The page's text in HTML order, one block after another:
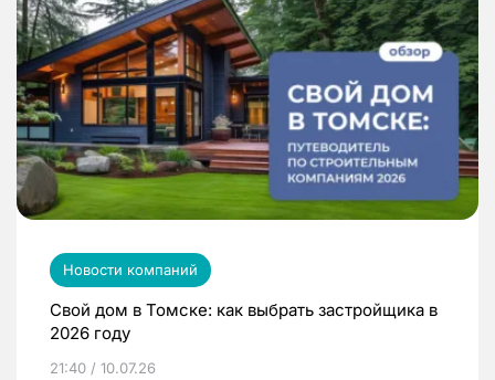
Новости компаний
Свой дом в Томске: как выбрать застройщика в
2026 году
21:40 / 10.07.26